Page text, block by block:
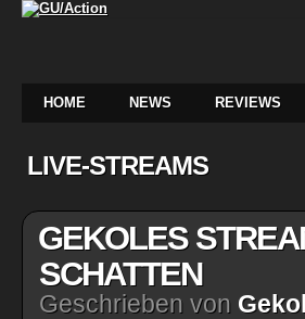
HOME NEWS REVIEWS
LIVE-STREAMS
GEKOLES
SCHATTEN
Geschrieben von